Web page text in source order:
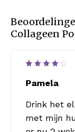
Collageen
4
5
Pamela
Drink het
met mijn